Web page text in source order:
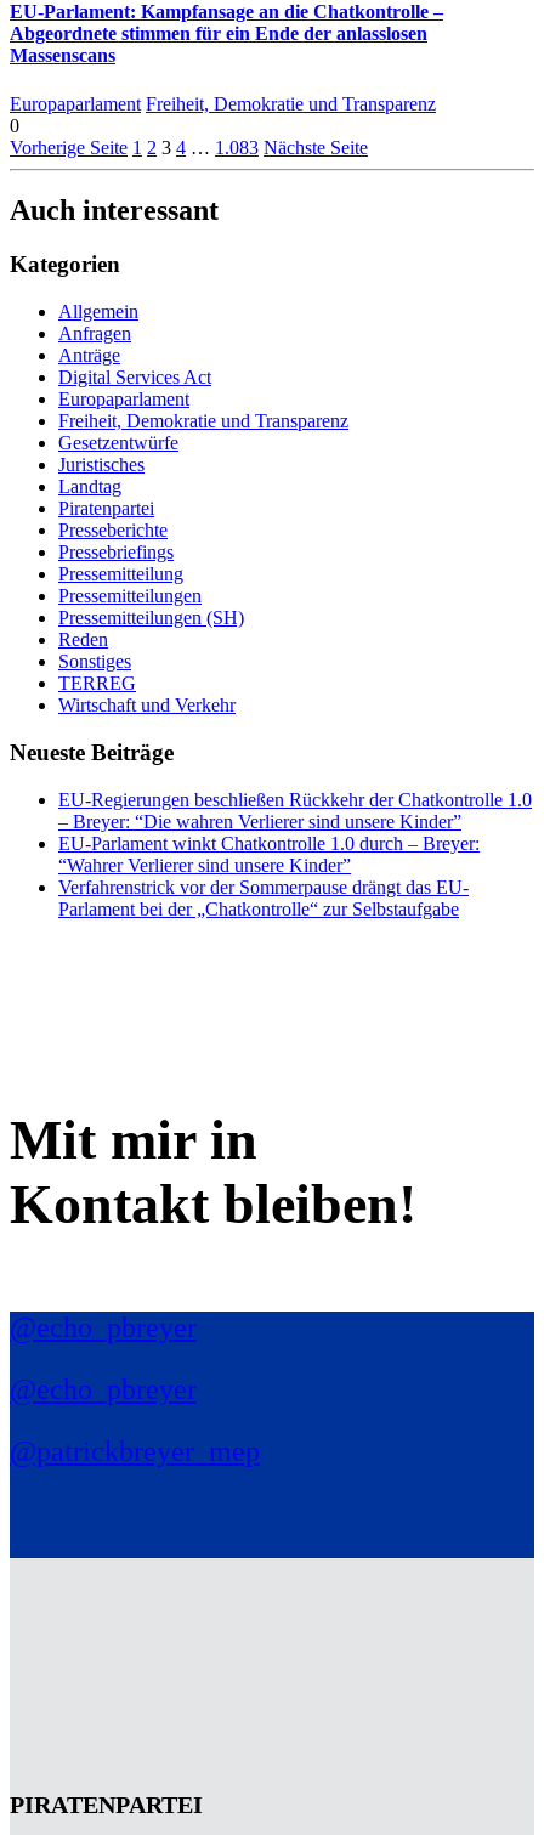
EU-Parlament: Kampfansage an die Chatkontrolle –
Abgeordnete stimmen für ein Ende der anlasslosen
Massenscans
Europaparlament Freiheit, Demokratie und Transparenz
0
Vorherige Seite 1 2 3 4 … 1.083 Nächste Seite
Auch interessant
Kategorien
Allgemein
Anfragen
Anträge
Digital Services Act
Europaparlament
Freiheit, Demokratie und Transparenz
Gesetzentwürfe
Juristisches
Landtag
Piratenpartei
Presseberichte
Pressebriefings
Pressemitteilung
Pressemitteilungen
Pressemitteilungen (SH)
Reden
Sonstiges
TERREG
Wirtschaft und Verkehr
Neueste Beiträge
EU-Regierungen beschließen Rückkehr der Chatkontrolle 1.0
– Breyer: “Die wahren Verlierer sind unsere Kinder”
EU-Parlament winkt Chatkontrolle 1.0 durch – Breyer:
“Wahrer Verlierer sind unsere Kinder”
Verfahrenstrick vor der Sommerpause drängt das EU-
Parlament bei der „Chatkontrolle“ zur Selbstaufgabe
Mit mir in
Kontakt bleiben!
@echo_pbreyer
@echo_pbreyer
@patrickbreyer_mep
PIRATENPARTEI